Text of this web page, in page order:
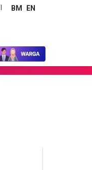
| BM
EN